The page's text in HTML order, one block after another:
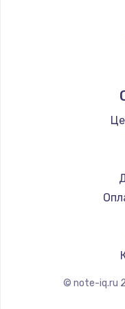
Ремонт
© note-iq.ru